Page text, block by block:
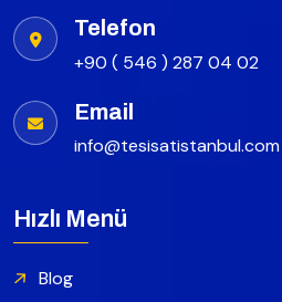
Telefon
+90 ( 546 ) 287 04 02
Email
info@tesisatistanbul.com
Hızlı Menü
Blog